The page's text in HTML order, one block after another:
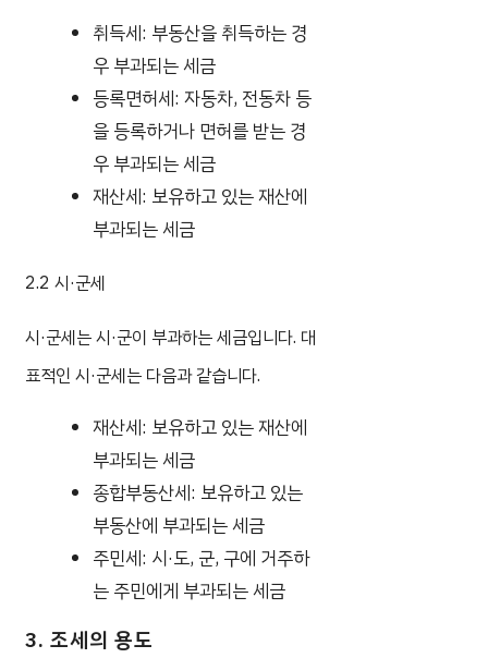
취득세: 부동산을 취득하는 경
우 부과되는 세금
등록면허세: 자동차, 전동차 등
을 등록하거나 면허를 받는 경
우 부과되는 세금
재산세: 보유하고 있는 재산에
부과되는 세금
2.2 시·군세
시·군세는 시·군이 부과하는 세금입니다. 대
표적인 시·군세는 다음과 같습니다.
재산세: 보유하고 있는 재산에
부과되는 세금
종합부동산세: 보유하고 있는
부동산에 부과되는 세금
주민세: 시·도, 군, 구에 거주하
는 주민에게 부과되는 세금
3. 조세의 용도